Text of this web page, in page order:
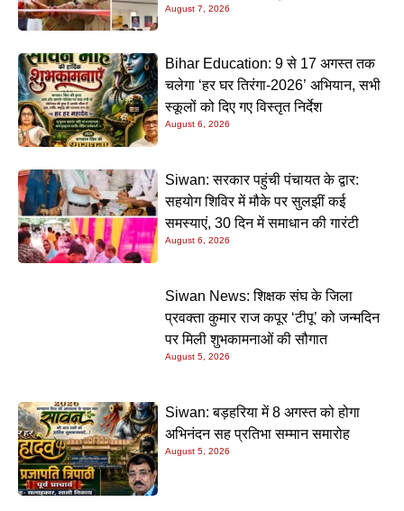
August 7, 2026
Bihar Education: 9 से 17 अगस्त तक
चलेगा ‘हर घर तिरंगा-2026’ अभियान, सभी
स्कूलों को दिए गए विस्तृत निर्देश
August 6, 2026
Siwan: सरकार पहुंची पंचायत के द्वार:
सहयोग शिविर में मौके पर सुलझीं कई
समस्याएं, 30 दिन में समाधान की गारंटी
August 6, 2026
Siwan News: शिक्षक संघ के जिला
प्रवक्ता कुमार राज कपूर ‘टीपू’ को जन्मदिन
पर मिली शुभकामनाओं की सौगात
August 5, 2026
Siwan: बड़हरिया में 8 अगस्त को होगा
अभिनंदन सह प्रतिभा सम्मान समारोह
August 5, 2026